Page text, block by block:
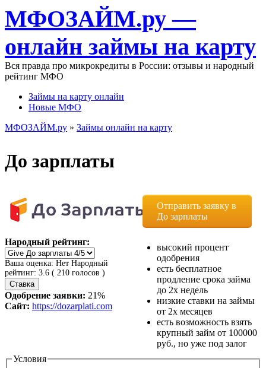
Перейти к основному содержанию
МФОЗАЙМ.ру —
онлайн займы на карту
Вся правда про микрокредиты в России: отзывы и народный
рейтинг МФО
Главное меню
Займы на карту онлайн
Новые МФО
МФОЗАЙМ.ру » Займы онлайн на карту
До зарплаты
Народный рейтинг:
Ваша оценка: Нет Народный
рейтинг: 3.6 ( 210 голосов )
Одобрение заявки: 21%
Сайт: https://dozarplati.com
Отправить заявку в
До зарплаты
высокий процент
одобрения
есть бесплатное
продление срока займа
до 2х недель
низкие ставки на займы
от 2х месяцев
есть возможность взять
крупный займ от 100000
руб., но уже под залог
Условия